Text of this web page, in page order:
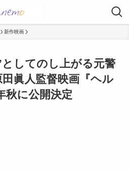
新作映画
としてのし上がる元警
眞人監督映画『ヘル
秋に公開決定